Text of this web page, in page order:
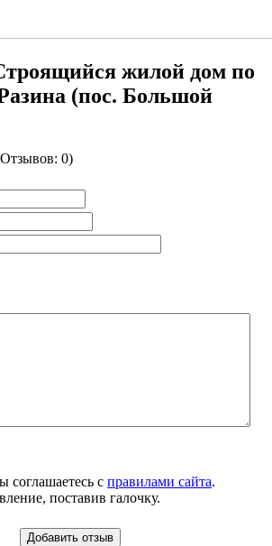
жилой дом по
(пос. Большой
0)
соглашаетесь с правилами сайта.
поставив галочку.
Добавить отзыв